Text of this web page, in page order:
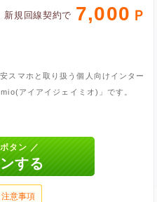
新規回線契約で 7,000
スマホと取り扱う個人向けインター
アイアイジェイミオ)」です。
意事項